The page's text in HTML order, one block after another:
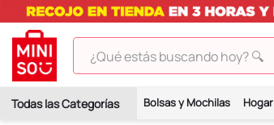
¿Qué estás buscando hoy? 🔍
Bolsas y Mochilas Hogar